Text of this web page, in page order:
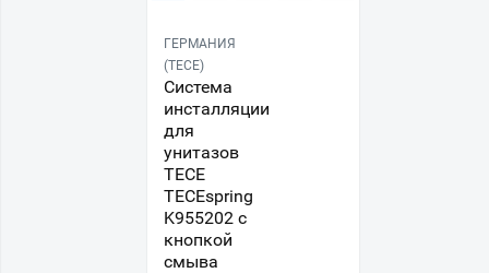
ГЕРМАНИЯ
(TECE)
Система
инсталляции
для
унитазов
TECE
TECEspring
K955202 с
кнопкой
смыва